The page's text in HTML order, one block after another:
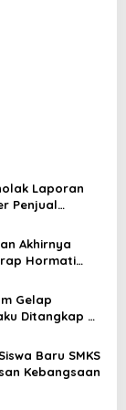
Laporan
Penjual
Akhirnya
Hormati
Gelap
Ditangkap di
Baru SMKS
Kebangsaan